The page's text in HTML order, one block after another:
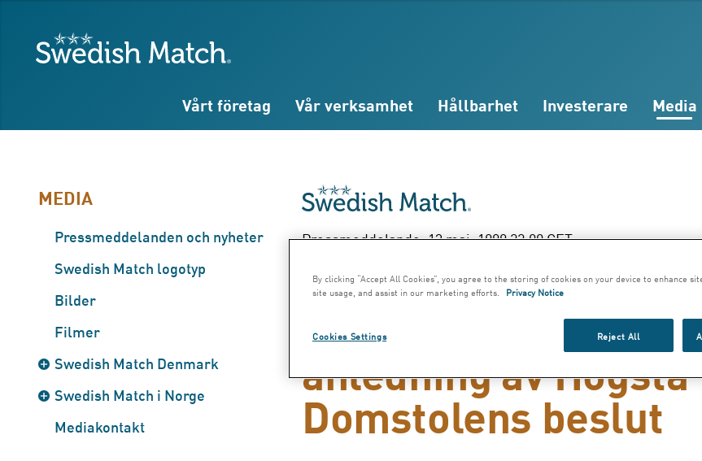
Sök
Fritext
Fritext
Swedish Match
Vårt företag Vår verksamhet Hållbarhet Investerare Media
MEDIA
Pressmeddelanden och nyheter
Swedish Match logotyp
Bilder
Filmer
Swedish Match Denmark
Swedish Match i Norge
Mediakontakt
Pressmeddelande; 13 maj, 1998 22:00 CET
Kommentarer från
Swedish Match med
anledning av Högsta
Domstolens beslut
By clicking “Accept All Cookies”, you agree to the storing of cookies on your device to enhance
site usage, and assist in our marketing efforts.
Privacy Notice
Cookies Settings Reject All